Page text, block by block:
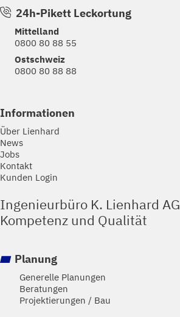
24h-Pikett Leckortung
Mittelland
0800 80 88 55
Ostschweiz
0800 80 88 88
Informationen
Über Lienhard
News
Jobs
Kontakt
Kunden Login
Ingenieurbüro K. Lienhard AG
Kompetenz und Qualität
Planung
Generelle Planungen
Beratungen
Projektierungen / Bau